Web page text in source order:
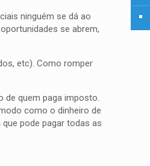
ninguém se dá ao
se abrem,
etc). Como romper
de quem paga imposto.
como o dinheiro de
pode pagar todas as